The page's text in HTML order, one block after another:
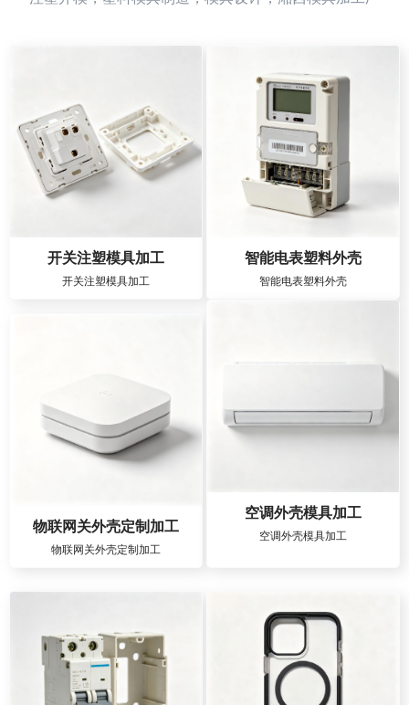
开关注塑模具加工
开关注塑模具加工
智能电表塑料外壳
智能电表塑料外壳
物联网关外壳定制加工
物联网关外壳定制加工
空调外壳模具加工
空调外壳模具加工